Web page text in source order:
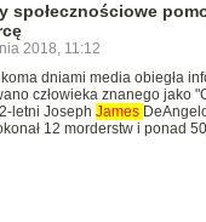
społecznościowe
2018, 11:12
dniami media obiegła
człowieka znanego jako
letni Joseph James
12 morderstw i ponad